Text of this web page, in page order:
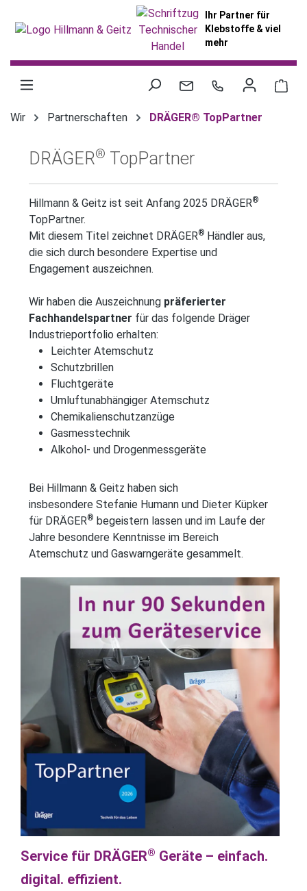
Ihr Partner für
Klebstoffe & viel
mehr
Wir Partnerschaften DRÄGER® TopPartner
DRÄGER® TopPartner
Hillmann & Geitz ist seit Anfang 2025 DRÄGER®
TopPartner.
Mit diesem Titel zeichnet DRÄGER® Händler aus,
die sich durch besondere Expertise und
Engagement auszeichnen.
Wir haben die Auszeichnung präferierter
Fachhandelspartner für das folgende Dräger
Industrieportfolio erhalten:
Leichter Atemschutz
Schutzbrillen
Fluchtgeräte
Umluftunabhängiger Atemschutz
Chemikalienschutzanzüge
Gasmesstechnik
Alkohol- und Drogenmessgeräte
Bei Hillmann & Geitz haben sich
insbesondere Stefanie Humann und Dieter Küpker
für DRÄGER® begeistern lassen und im Laufe der
Jahre besondere Kenntnisse im Bereich
Atemschutz und Gaswarngeräte gesammelt.
Service für DRÄGER® Geräte – einfach.
digital. effizient.